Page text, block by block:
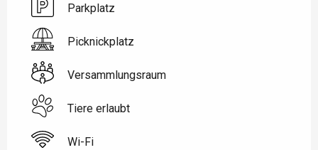
Parkplatz
Picknickplatz
Versammlungsraum
Tiere erlaubt
Wi-Fi